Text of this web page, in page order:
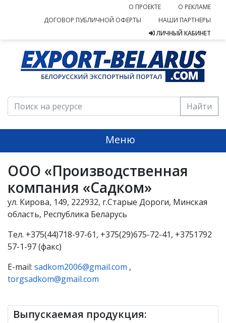
О ПРОЕКТЕ
О РЕКЛАМЕ
ДОГОВОР ПУБЛИЧНОЙ ОФЕРТЫ
НАШИ ПАРТНЕРЫ
ЛИЧНЫЙ КАБИНЕТ
Найти
Меню
ООО «Производственная
компания «Садком»
ул. Кирова, 149, 222932, г.Старые Дороги, Минская
область, Республика Беларусь
Тел. +375(44)718-97-61, +375(29)675-72-41, +3751792
57-1-97 (факс)
E-mail: sadkom2006@gmail.com ,
torgsadkom@gmail.com
Выпускаемая продукция: